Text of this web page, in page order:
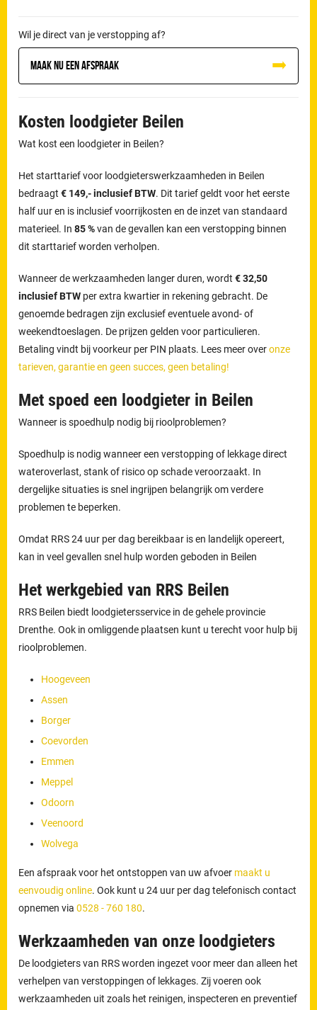
Wil je direct van je verstopping af?
Maak nu een afspraak
Kosten loodgieter Beilen
Wat kost een loodgieter in Beilen?
Het starttarief voor loodgieterswerkzaamheden in Beilen
bedraagt€ 149,- inclusief BTW. Dit tarief geldt voor het eerste
half uur en is inclusief voorrijkosten en de inzet van standaard
materieel. In85 %van de gevallen kan een verstopping binnen
dit starttarief worden verholpen.
Wanneer de werkzaamheden langer duren, wordt€ 32,50
inclusief BTW per extra kwartier in rekening gebracht. De
genoemde bedragen zijn exclusief eventuele avond- of
weekendtoeslagen. De prijzen gelden voor particulieren.
Betaling vindt bij voorkeur per PIN plaats. Lees meer overonze
tarieven, garantie en geen succes, geen betaling!
Met spoed een loodgieter in Beilen
Wanneer is spoedhulp nodig bij rioolproblemen?
Spoedhulp is nodig wanneer een verstopping of lekkage direct
wateroverlast, stank of risico op schade veroorzaakt. In
dergelijke situaties is snel ingrijpen belangrijk om verdere
problemen te beperken.
Omdat RRS 24 uur per dag bereikbaar is en landelijk opereert,
kan in veel gevallen snel hulp worden geboden in Beilen
Het werkgebied van RRS Beilen
RRS Beilen biedt loodgietersservice in de gehele provincie
Drenthe. Ook in omliggende plaatsen kunt u terecht voor hulp bij
rioolproblemen.
Hoogeveen
Assen
Borger
Coevorden
Emmen
Meppel
Odoorn
Veenoord
Wolvega
Een afspraak voor het ontstoppen van uw afvoer maakt u
eenvoudig online. Ook kunt u 24 uur per dag telefonisch contact
opnemen via0528 - 760 180.
Werkzaamheden van onze loodgieters
De loodgieters van RRS worden ingezet voor meer dan alleen het
verhelpen van verstoppingen of lekkages. Zij voeren ook
werkzaamheden uit zoals het reinigen, inspecteren en preventief